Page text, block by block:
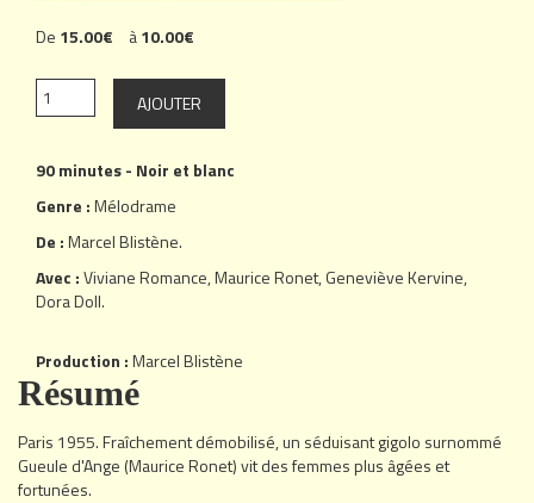
De 15.00€ à10.00€
90 minutes - Noir et blanc
Genre :Mélodrame
De :Marcel Blistène.
Avec :Viviane Romance,Maurice Ronet,Geneviève Kervine,
Dora Doll.
Production :Marcel Blistène
Résumé
Paris 1955. Fraîchement démobilisé, un séduisant gigolo surnommé
Gueule d'Ange (Maurice Ronet) vit des femmes plus âgées et
fortunées.